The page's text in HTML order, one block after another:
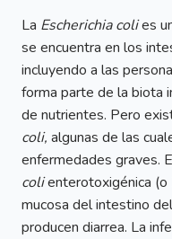
La Escherichia colies
se encuentra en los
incluyendo a las
forma parte de la biota
de nutrientes. Pero
coli, algunas de las
enfermedades graves.
colienterotoxigénica (o
mucosa del intestino
producen diarrea. La